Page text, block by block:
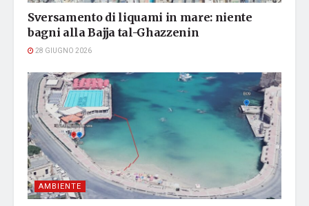
Sversamento di liquami in mare: niente
bagni alla Bajja tal-Ghazzenin
28 GIUGNO 2026
AMBIENTE